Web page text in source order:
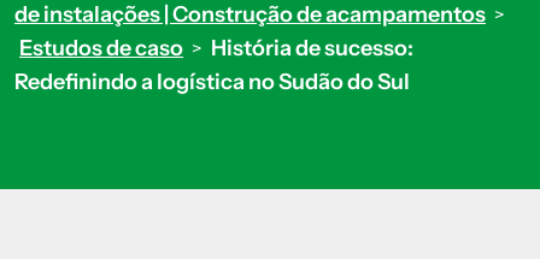
de instalações | Construção de acampamentos >
Estudos de caso > História de sucesso:
Redefinindo a logística no Sudão do Sul